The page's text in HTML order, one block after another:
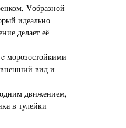
Vобразной
идеально
делает её
морозостойкими
внешний вид и
одним движением,
в тулейки